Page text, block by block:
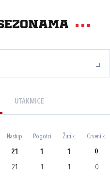
UTAKMICE
Nastupi Pogotci Žuti k. Crveni k.
21 1 1 0
21 1 1 0